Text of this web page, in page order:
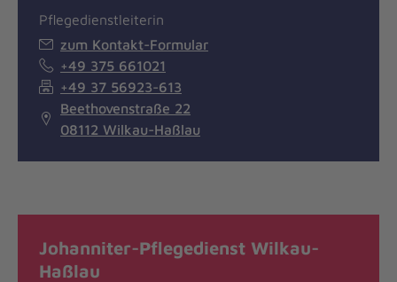
Pflegedienstleiterin
zum Kontakt-Formular
+49 375 661021
+49 37 56923-613
Beethovenstraße 22
08112 Wilkau-Haßlau
Johanniter-Pflegedienst Wilkau-
Haßlau